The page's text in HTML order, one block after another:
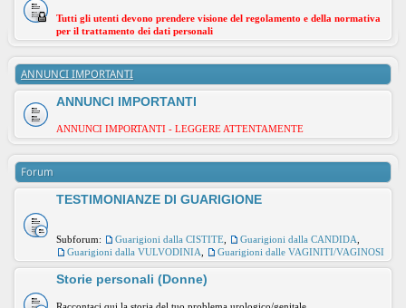
Tutti gli utenti devono prendere visione del regolamento e della normativa
per il trattamento dei dati personali
ANNUNCI IMPORTANTI
ANNUNCI IMPORTANTI
ANNUNCI IMPORTANTI - LEGGERE ATTENTAMENTE
Forum
TESTIMONIANZE DI GUARIGIONE
Subforum: Guarigioni dalla CISTITE Guarigioni dalla CANDIDA
Guarigioni dalla VULVODINIA
Guarigioni dalle VAGINITI/VAGINOSI
Storie personali (Donne)